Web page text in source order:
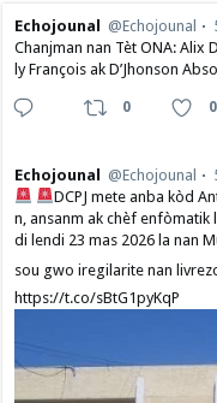
Echojounal @Echojounal
Chanjman nan Tèt ONA: Alix
ly François ak D’Jhonson
0 0
Echojounal @Echojounal
DCPJ mete anba kòd
n, ansanm ak chèf enfòmatik
di lendi 23 mas 2026 la nan
sou gwo iregilarite nan
https://t.co/sBtG1pyKqP